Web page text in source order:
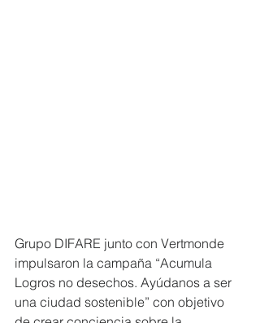
Grupo DIFARE junto con Vertmonde
impulsaron la campaña “Acumula
Logros no desechos. Ayúdanos a ser
una ciudad sostenible” con objetivo